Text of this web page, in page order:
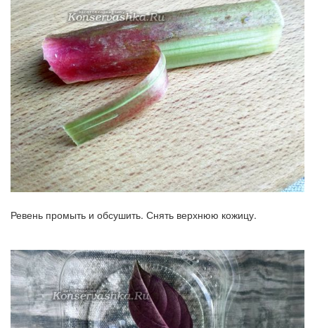
Ревень промыть и обсушить. Снять верхнюю кожицу.